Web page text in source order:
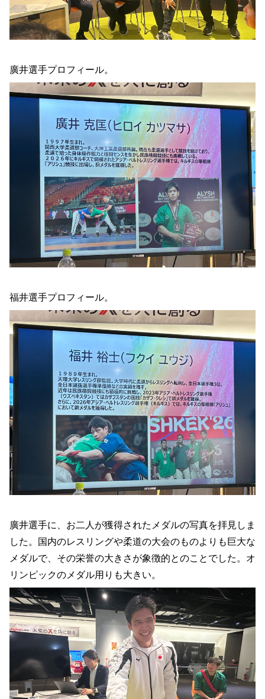
廣井選手プロフィール。
福井選手プロフィール。
廣井選手に、お二人が獲得されたメダルの写真を拝見しま
した。国内のレスリングや柔道の大会のものよりも巨大な
メダルで、その栄誉の大きさが象徴的とのことでした。オ
リンピックのメダル用りも大きい。